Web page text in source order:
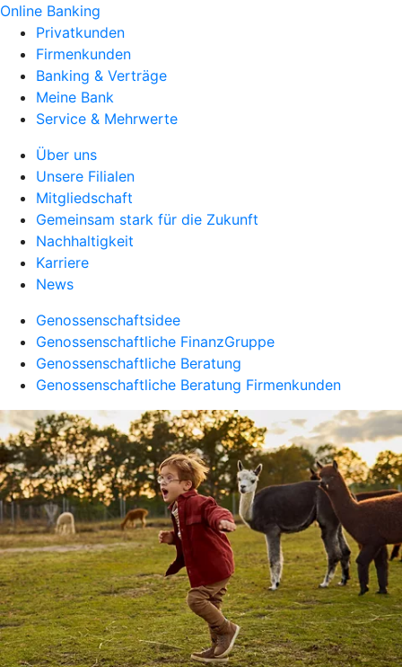
Online Banking
Privatkunden
Firmenkunden
Banking & Verträge
Meine Bank
Service & Mehrwerte
Über uns
Unsere Filialen
Mitgliedschaft
Gemeinsam stark für die Zukunft
Nachhaltigkeit
Karriere
News
Genossenschaftsidee
Genossenschaftliche FinanzGruppe
Genossenschaftliche Beratung
Genossenschaftliche Beratung Firmenkunden